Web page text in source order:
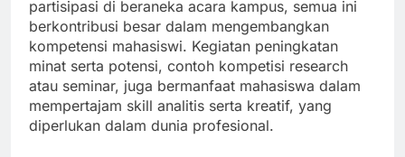
partisipasi di beraneka acara kampus, semua ini
berkontribusi besar dalam mengembangkan
kompetensi mahasiswi. Kegiatan peningkatan
minat serta potensi, contoh kompetisi research
atau seminar, juga bermanfaat mahasiswa dalam
mempertajam skill analitis serta kreatif, yang
diperlukan dalam dunia profesional.